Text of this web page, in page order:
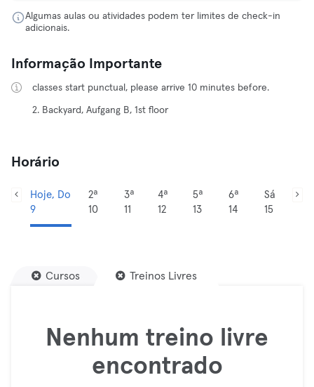
Algumas aulas ou atividades podem ter limites de check-in
adicionais.
Informação Importante
classes start punctual, please arrive 10 minutes before.
2. Backyard, Aufgang B, 1st floor
Horário
Hoje, Do
9
2ª
10
3ª
11
4ª
12
5ª
13
6ª
14
Sá
15
Cursos Treinos Livres
Nenhum treino livre
encontrado